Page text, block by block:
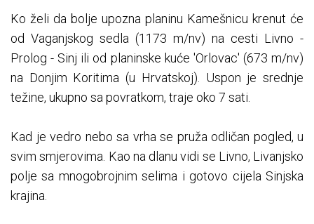
Ko želi da bolje upozna planinu Kamešnicu krenut će
od Vaganjskog sedla (1173 m/nv) na cesti Livno -
Prolog - Sinj ili od planinske kuće 'Orlovac' (673 m/nv)
na Donjim Koritima (u Hrvatskoj). Uspon je srednje
težine, ukupno sa povratkom, traje oko 7 sati.
Kad je vedro nebo sa vrha se pruža odličan pogled, u
svim smjerovima. Kao na dlanu vidi se Livno, Livanjsko
polje sa mnogobrojnim selima i gotovo cijela Sinjska
krajina.